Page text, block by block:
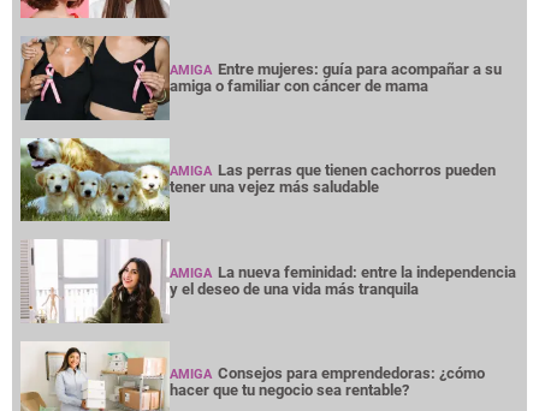
AMIGA Entre mujeres: guía para acompañar a su
amiga o familiar con cáncer de mama
AMIGA Las perras que tienen cachorros pueden
tener una vejez más saludable
AMIGA La nueva feminidad: entre la independencia
y el deseo de una vida más tranquila
AMIGA Consejos para emprendedoras: ¿cómo
hacer que tu negocio sea rentable?